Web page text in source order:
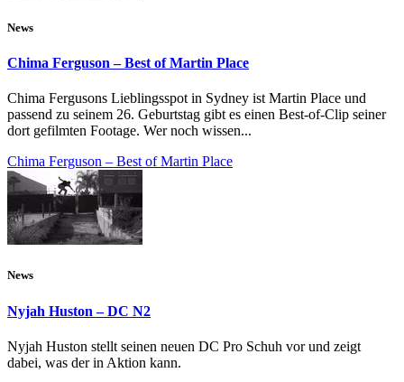
News
Chima Ferguson – Best of Martin Place
Chima Fergusons Lieblingsspot in Sydney ist Martin Place und
passend zu seinem 26. Geburtstag gibt es einen Best-of-Clip seiner
dort gefilmten Footage. Wer noch wissen...
Chima Ferguson – Best of Martin Place
News
Nyjah Huston – DC N2
Nyjah Huston stellt seinen neuen DC Pro Schuh vor und zeigt
dabei, was der in Aktion kann.